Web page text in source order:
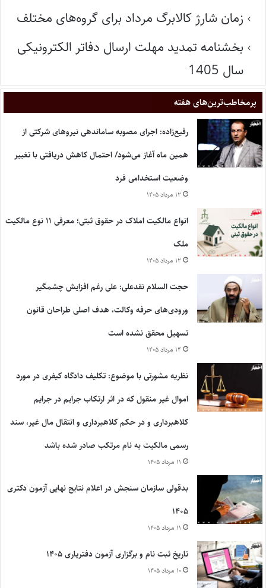
زمان شارژ کالابرگ مرداد برای گروه‌های مختلف
بخشنامه تمدید مهلت ارسال دفاتر الکترونیکی
سال 1405
پر‌مخاطب‌ترین‌های هفته
رفیع‌زاده: اجرای مصوبه ساماندهی نیروهای شرکتی از
همین ماه آغاز می‌شود/ احتمال کاهش دریافتی با تغییر
وضعیت استخدامی فرد
۱۲ مرداد ۱۴۰۵
انواع مالکیت املاک در حقوق ثبتی؛ معرفی ۱۱ نوع مالکیت
ملک
۱۲ مرداد ۱۴۰۵
حجت السلام نقدعلی: علی رغم افزایش چشمگیر
ورودی‌های حرفه وکالت، هدف اصلی طراحان قانون
تسهیل محقق نشده است
۱۴ مرداد ۱۴۰۵
نظریه مشورتی با موضوع: تکلیف دادگاه کیفری در مورد
اموال غیر منقول که در اثر ارتکاب جرایم در جرایم
کلاهبرداری و در حکم کلاهبرداری و انتقال مال غیر، سند
رسمی مالکیت به نام مرتکب صادر شده باشد
۱۱ مرداد ۱۴۰۵
بدقولی سازمان سنجش در اعلام نتایج نهایی آزمون دکتری
۱۴۰۵
۱۱ مرداد ۱۴۰۵
تاریخ ثبت نام و برگزاری آزمون دفتریاری ۱۴۰۵
۱۰ مرداد ۱۴۰۵